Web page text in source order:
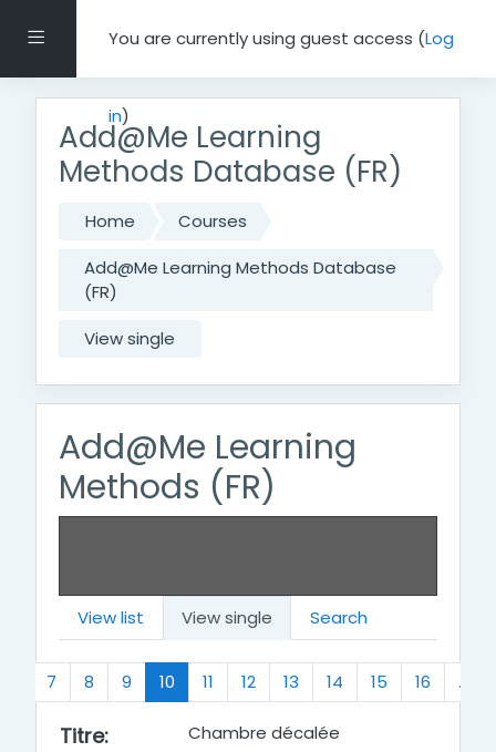
Side panelYou are currently using guest access (Log
in)
Add@Me Learning
Methods Database (FR)
Home
Courses
Add@Me Learning Methods Database
(FR)
View single
Add@Me Learning
Methods (FR)
View list View single Search
7 8 9 10(current)
11 12 13 14 15 16 …
Titre: Chambre décalée